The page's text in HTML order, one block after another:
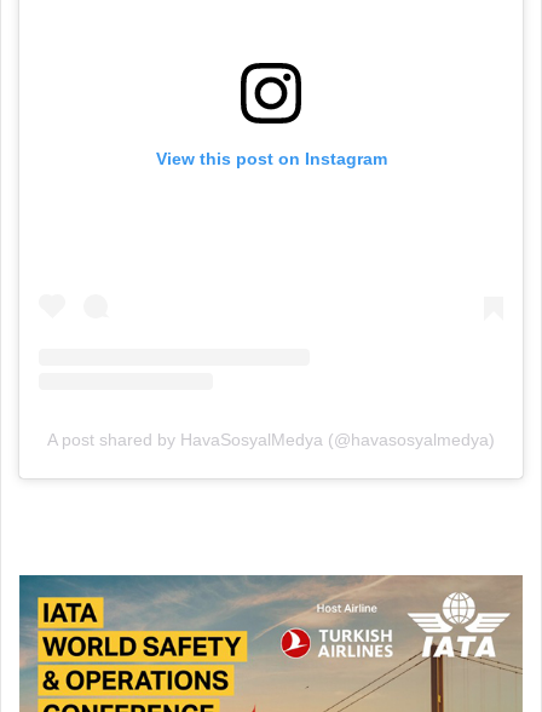
View this post on Instagram
A post shared by HavaSosyalMedya (@havasosyalmedya)